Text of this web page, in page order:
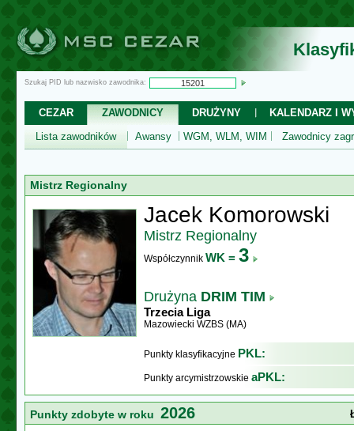
Szukaj PID lub nazwisko zawodnika:
CEZAR ZAWODNICY DRUŻYNY
KALENDARZ I
Lista zawodników
Awansy WGM, WLM, WIM Zawodnicy
Mistrz Regionalny
Jacek Komorowski
Mistrz Regionalny
Współczynnik WK = 3
Drużyna DRIM TIM
Trzecia Liga
Mazowiecki WZBS (MA)
Punkty klasyfikacyjne PKL:
Punkty arcymistrzowskie aPKL:
Punkty zdobyte w roku 2026